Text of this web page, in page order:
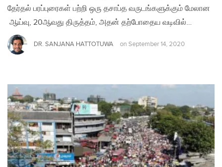
தேர்தல் பரப்புரைகள் பற்றி ஒரு தசாப்த வருடங்களுக்கும் மேலான
ஆய்வு, 20ஆவது திருத்தம், அதன் தற்போதைய வடிவில்…
DR. SANJANA HATTOTUWA on September 14, 2020